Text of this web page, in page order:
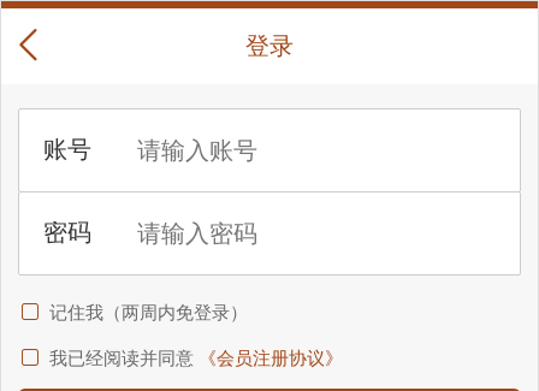
登录
记住我（两周内免登录）
我已经阅读并同意 《会员注册协议》